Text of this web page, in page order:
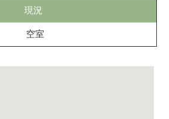
現況
空室